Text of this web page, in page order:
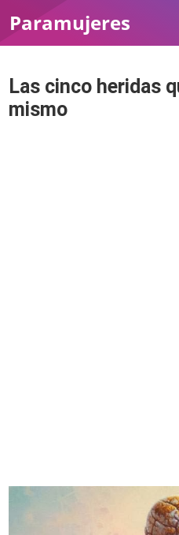
Paramujeres
Las cinco heridas
mismo